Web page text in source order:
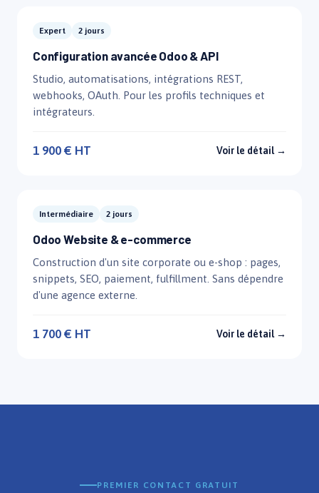
Expert 2 jours
Configuration avancée Odoo & API
Studio, automatisations, intégrations REST,
webhooks, OAuth. Pour les profils techniques et
intégrateurs.
1 900 € HT Voir le détail →
Intermédiaire 2 jours
Odoo Website & e-commerce
Construction d'un site corporate ou e-shop : pages,
snippets, SEO, paiement, fulfillment. Sans dépendre
d'une agence externe.
1 700 € HT Voir le détail →
PREMIER CONTACT GRATUIT